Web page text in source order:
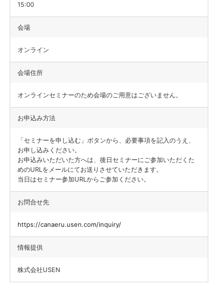
15:00
会場
オンライン
会場住所
オンラインセミナーのため会場のご用意はございません。
お申込み方法
「セミナーを申し込む」ボタンから、必要事項を記入のうえ、
お申し込みください。
お申込みいただいた方へは、後日セミナーにご参加いただくた
めのURLをメールにてお送りさせていただきます。
当日はセミナー参加URLからご参加ください。
お問合せ先
https://canaeru.usen.com/inquiry/
情報提供
株式会社USEN